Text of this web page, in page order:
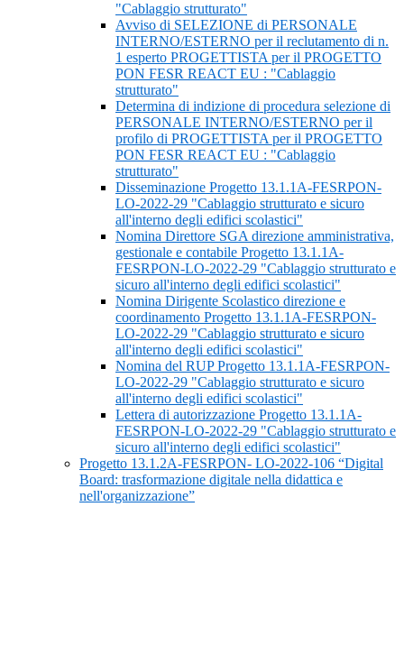
"Cablaggio strutturato"
Avviso di SELEZIONE di PERSONALE
INTERNO/ESTERNO per il reclutamento di n.
1 esperto PROGETTISTA per il PROGETTO
PON FESR REACT EU : "Cablaggio
strutturato"
Determina di indizione di procedura selezione di
PERSONALE INTERNO/ESTERNO per il
profilo di PROGETTISTA per il PROGETTO
PON FESR REACT EU : "Cablaggio
strutturato"
Disseminazione Progetto 13.1.1A-FESRPON-
LO-2022-29 "Cablaggio strutturato e sicuro
all'interno degli edifici scolastici"
Nomina Direttore SGA direzione amministrativa,
gestionale e contabile Progetto 13.1.1A-
FESRPON-LO-2022-29 "Cablaggio strutturato e
sicuro all'interno degli edifici scolastici"
Nomina Dirigente Scolastico direzione e
coordinamento Progetto 13.1.1A-FESRPON-
LO-2022-29 "Cablaggio strutturato e sicuro
all'interno degli edifici scolastici"
Nomina del RUP Progetto 13.1.1A-FESRPON-
LO-2022-29 "Cablaggio strutturato e sicuro
all'interno degli edifici scolastici"
Lettera di autorizzazione Progetto 13.1.1A-
FESRPON-LO-2022-29 "Cablaggio strutturato e
sicuro all'interno degli edifici scolastici"
Progetto 13.1.2A-FESRPON- LO-2022-106 “Digital
Board: trasformazione digitale nella didattica e
nell'organizzazione”